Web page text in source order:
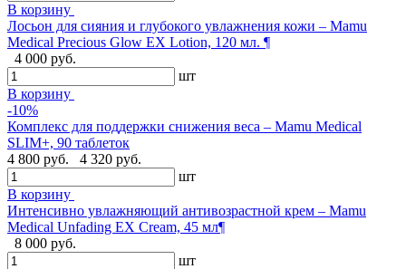
В корзину
Лосьон для сияния и глубокого увлажнения кожи – Mamu
Medical Precious Glow EX Lotion, 120 мл. ¶
4 000 руб.
шт
В корзину
-10%
Комплекс для поддержки снижения веса – Mamu Medical
SLIM+, 90 таблеток
4 800 руб.
4 320 руб.
шт
В корзину
Интенсивно увлажняющий антивозрастной крем – Mamu
Medical Unfading EX Cream, 45 мл¶
8 000 руб.
шт